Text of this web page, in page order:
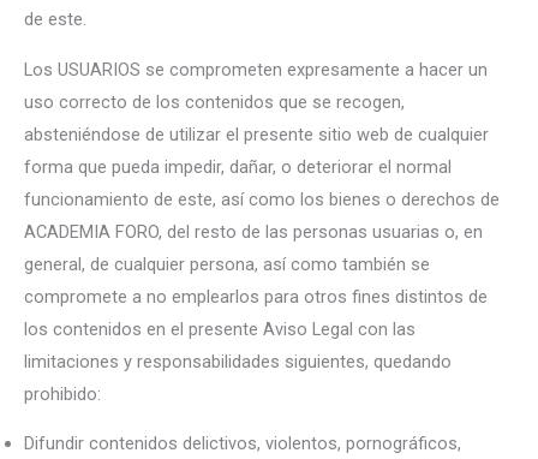
de este.
Los USUARIOS se comprometen expresamente a hacer un
uso correcto de los contenidos que se recogen,
absteniéndose de utilizar el presente sitio web de cualquier
forma que pueda impedir, dañar, o deteriorar el normal
funcionamiento de este, así como los bienes o derechos de
ACADEMIA FORO, del resto de las personas usuarias o, en
general, de cualquier persona, así como también se
compromete a no emplearlos para otros fines distintos de
los contenidos en el presente Aviso Legal con las
limitaciones y responsabilidades siguientes, quedando
prohibido:
Difundir contenidos delictivos, violentos, pornográficos,